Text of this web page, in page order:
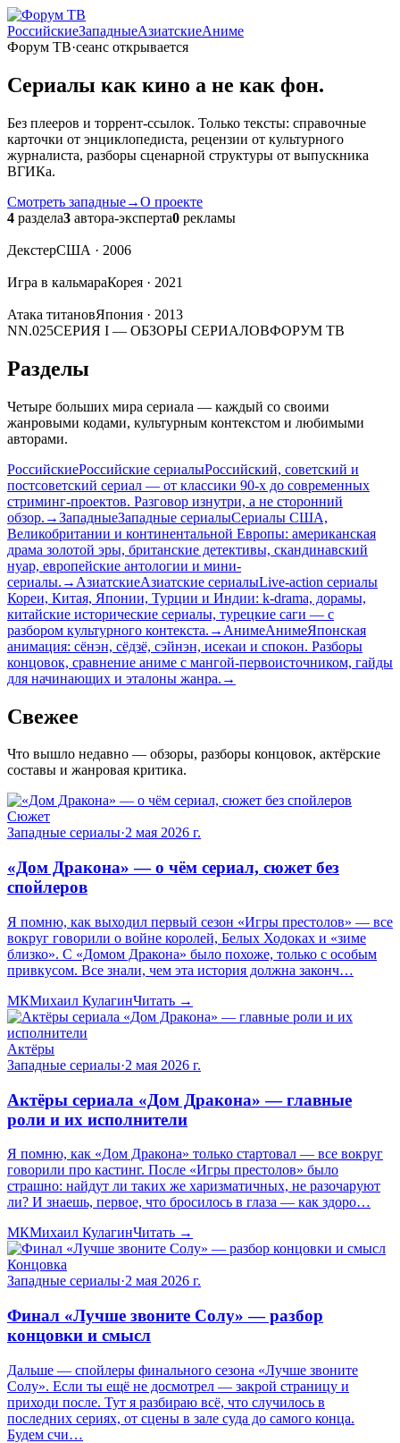
РоссийскиеЗападныеАзиатскиеАниме
Форум ТВ·сеанс открывается
Сериалы как кино а не как фон.
Без плееров и торрент-ссылок. Только тексты: справочные
карточки от энциклопедиста, рецензии от культурного
журналиста, разборы сценарной структуры от выпускника
ВГИКа.
Смотреть западные→О проекте
4 раздела3 автора-эксперта0 рекламы
ДекстерСША · 2006
Игра в кальмараКорея · 2021
Атака титановЯпония · 2013
NN.025СЕРИЯ I — ОБЗОРЫ СЕРИАЛОВФОРУМ ТВ
Разделы
Четыре больших мира сериала — каждый со своими
жанровыми кодами, культурным контекстом и любимыми
авторами.
РоссийскиеРоссийские сериалыРоссийский, советский и
постсоветский сериал — от классики 90-х до современных
стриминг-проектов. Разговор изнутри, а не сторонний
обзор. →ЗападныеЗападные сериалыСериалы США,
Великобритании и континентальной Европы: американская
драма золотой эры, британские детективы, скандинавский
нуар, европейские антологии и мини-
сериалы. → АзиатскиеАзиатские сериалыLive-action сериалы
Кореи, Китая, Японии, Турции и Индии: k-drama, дорамы,
китайские исторические сериалы, турецкие саги — с
разбором культурного контекста. → АнимеАнимеЯпонская
анимация: сёнэн, сёдзё, сэйнэн, исекаи и спокон. Разборы
концовок, сравнение аниме с мангой-первоисточником, гайды
для начинающих и эталоны жанра. →
Свежее
Что вышло недавно — обзоры, разборы концовок, актёрские
составы и жанровая критика.
Сюжет
Западные сериалы·2 мая 2026 г.
«Дом Дракона» — о чём сериал, сюжет без
спойлеров
Я помню, как выходил первый сезон «Игры престолов» — все
вокруг говорили о войне королей, Белых Ходоках и «зиме
близко». С «Домом Дракона» было похоже, только с особым
привкусом. Все знали, чем эта история должна законч…
МКМихаил КулагинЧитать →
Актёры
Западные сериалы·2 мая 2026 г.
Актёры сериала «Дом Дракона» — главные
роли и их исполнители
Я помню, как «Дом Дракона» только стартовал — все вокруг
говорили про кастинг. После «Игры престолов» было
страшно: найдут ли таких же харизматичных, не разочаруют
ли? И знаешь, первое, что бросилось в глаза — как здоро…
МКМихаил КулагинЧитать →
Концовка
Западные сериалы·2 мая 2026 г.
Финал «Лучше звоните Солу» — разбор
концовки и смысл
Дальше — спойлеры финального сезона «Лучше звоните
Солу». Если ты ещё не досмотрел — закрой страницу и
приходи после. Тут я разбираю всё, что случилось в
последних сериях, от сцены в зале суда до самого конца.
Будем счи…